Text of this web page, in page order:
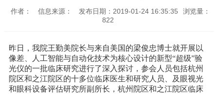
作者： 信息来源： 发布日期：2019-01-24 16:35:35
浏览量：
822
昨日，我院王勤美院长与来自美国的梁俊忠博士就开展以
像差、人工智能与自动化技术为核心设计的新型“超级”验
光仪的一批临床研究进行了深入探讨，参会人员包括杭州
院区和之江院区的十多位临床医生和研究人员、及眼视光
和眼科设备评估研究所副所长，杭州院区和之江院区临床